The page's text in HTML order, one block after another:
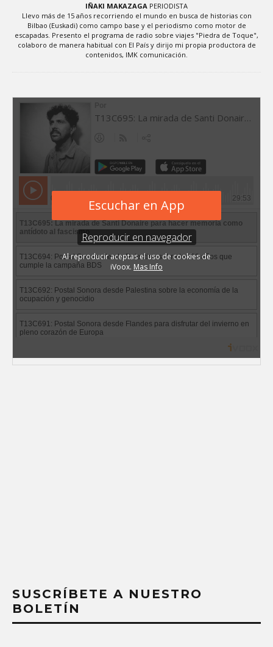
IÑAKI MAKAZAGA PERIODISTA
Llevo más de 15 años recorriendo el mundo en busca de historias con
Bilbao (Euskadi) como campo base y el periodismo como motor de
escapadas. Presento el programa de radio sobre viajes "Piedra de Toque",
colaboro de manera habitual con El País y dirijo mi propia productora de
contenidos, IMK comunicación.
SUSCRÍBETE A NUESTRO
BOLETÍN